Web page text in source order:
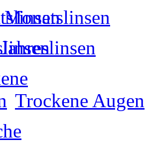
Monatslinsen
Jahreslinsen
Trockene Augen